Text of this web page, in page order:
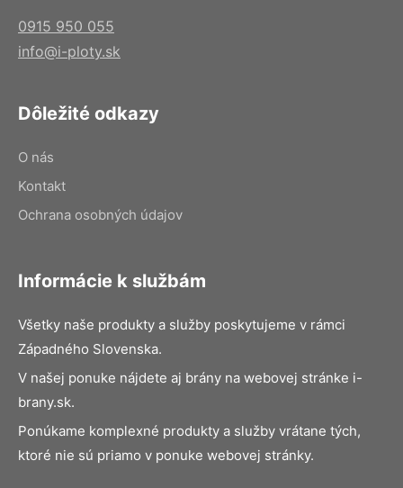
0915 950 055
info@i-ploty.sk
Dôležité odkazy
O nás
Kontakt
Ochrana osobných údajov
Informácie k službám
Všetky naše produkty a služby poskytujeme v rámci
Západného Slovenska.
V našej ponuke nájdete aj brány na webovej stránke i-
brany.sk.
Ponúkame komplexné produkty a služby vrátane tých,
ktoré nie sú priamo v ponuke webovej stránky.